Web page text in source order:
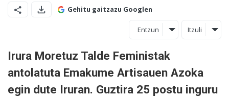
Gehitu gaitzazu Googlen
Entzun Itzuli
Irura Moretuz Talde Feministak
antolatuta Emakume Artisauen Azoka
egin dute Iruran. Guztira 25 postu inguru